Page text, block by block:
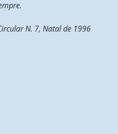
N. 7, Natal de 1996